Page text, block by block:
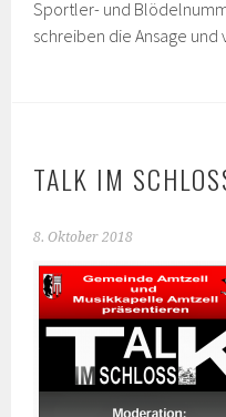
Sportler- und
schreiben die Ansage
TALK IM
8. Oktober 2018